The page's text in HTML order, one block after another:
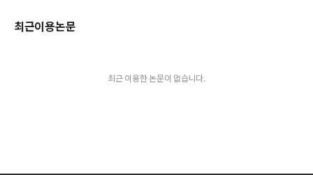
최근이용논문
최근 이용한 논문이 없습니다.